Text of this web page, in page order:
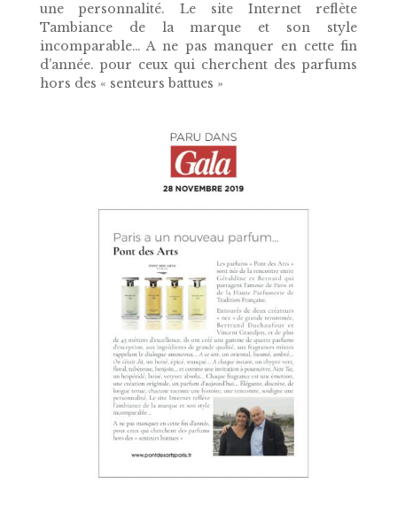
une personnalité. Le site Internet reflète
Tambiance de la marque et son style
incomparable… A ne pas manquer en cette fin
d’année. pour ceux qui cherchent des parfums
hors des « senteurs battues »